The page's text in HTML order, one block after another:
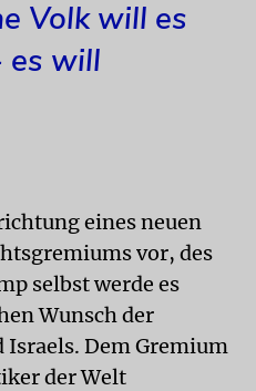
Volk will es
es will
eines neuen
vor, des
selbst werde es
Wunsch der
Israels. Dem Gremium
der Welt